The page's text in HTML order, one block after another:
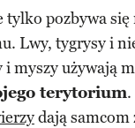
pozbywa się
Lwy, tygrysy i
i myszy używają
terytorium
dają samcom